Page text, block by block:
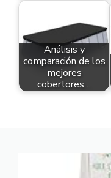
Análisis y
comparación de los
mejores
cobertores…